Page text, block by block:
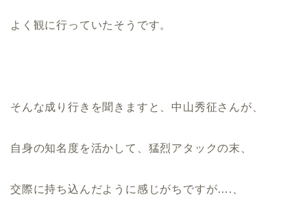
よく観に行っていたそうです。
そんな成り行きを聞きますと、中山秀征さんが、
自身の知名度を活かして、猛烈アタックの末、
交際に持ち込んだように感じがちですが….、